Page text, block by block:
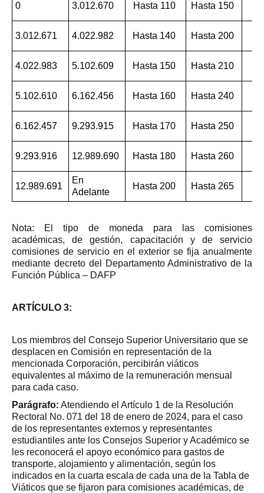
0 3.012.670 Hasta 110 Hasta 150
3.012.671 4.022.982 Hasta 140 Hasta 200
4.022.983 5.102.609 Hasta 150 Hasta 210
5.102.610 6.162.456 Hasta 160 Hasta 240
6.162.457 9.293.915 Hasta 170 Hasta 250
9.293.916 12.989.690 Hasta 180 Hasta 260
12.989.691
En
Adelante
Hasta 200 Hasta 265
Nota: El tipo de moneda para las comisiones
académicas, de gestión, capacitación y de servicio
comisiones de servicio en el exterior se fija anualmente
mediante decreto del Departamento Administrativo de la
Función Pública – DAFP
ARTÍCULO 3:
Los miembros del Consejo Superior Universitario que se
desplacen en Comisión en representación de la
mencionada Corporación, percibirán viáticos
equivalentes al máximo de la remuneración mensual
para cada caso.
Parágrafo: Atendiendo el Artículo 1 de la Resolución
Rectoral No. 071 del 18 de enero de 2024, para el caso
de los representantes externos y representantes
estudiantiles ante los Consejos Superior y Académico se
les reconocerá el apoyo económico para gastos de
transporte, alojamiento y alimentación, según los
indicados en la cuarta escala de cada una de la Tabla de
Viáticos que se fijaron para comisiones académicas, de